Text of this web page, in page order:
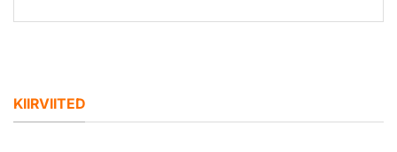
KIIRVIITED